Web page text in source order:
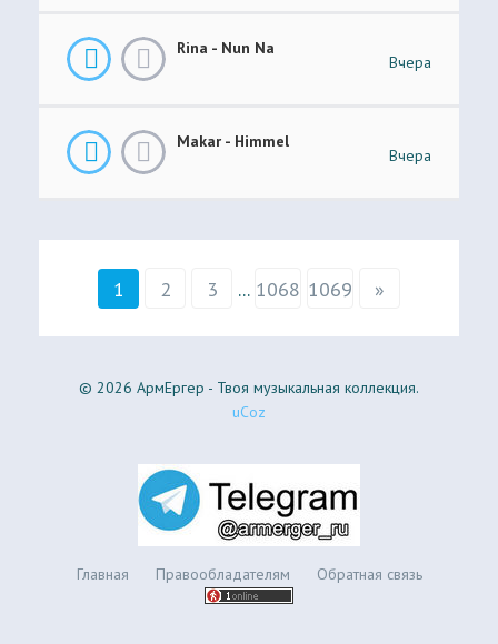
Rina - Nun Na
Вчера
Makar - Himmel
Вчера
1 2 3 ... 1068 1069 »
© 2026 АрмЕргер - Твоя музыкальная коллекция.
uCoz
Главная Правообладателям Обратная связь